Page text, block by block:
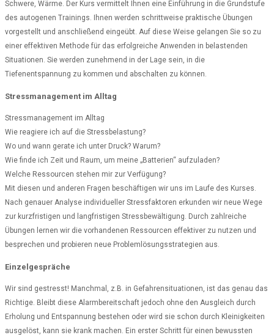
Schwere, Wärme. Der Kurs vermittelt Ihnen eine Einführung in die Grundstufe
des autogenen Trainings. Ihnen werden schrittweise praktische Übungen
vorgestellt und anschließend eingeübt. Auf diese Weise gelangen Sie so zu
einer effektiven Methode für das erfolgreiche Anwenden in belastenden
Situationen. Sie werden zunehmend in der Lage sein, in die
Tiefenentspannung zu kommen und abschalten zu können.
Stressmanagement im Alltag
Stressmanagement im Alltag
Wie reagiere ich auf die Stressbelastung?
Wo und wann gerate ich unter Druck? Warum?
Wie finde ich Zeit und Raum, um meine „Batterien“ aufzuladen?
Welche Ressourcen stehen mir zur Verfügung?
Mit diesen und anderen Fragen beschäftigen wir uns im Laufe des Kurses.
Nach genauer Analyse individueller Stressfaktoren erkunden wir neue Wege
zur kurzfristigen und langfristigen Stressbewältigung. Durch zahlreiche
Übungen lernen wir die vorhandenen Ressourcen effektiver zu nutzen und
besprechen und probieren neue Problemlösungsstrategien aus.
Einzelgespräche
Wir sind gestresst! Manchmal, z.B. in Gefahrensituationen, ist das genau das
Richtige. Bleibt diese Alarmbereitschaft jedoch ohne den Ausgleich durch
Erholung und Entspannung bestehen oder wird sie schon durch Kleinigkeiten
ausgelöst, kann sie krank machen. Ein erster Schritt für einen bewussten